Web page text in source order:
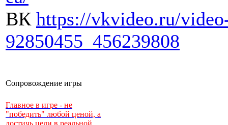
ВК https://vkvideo.ru/
92850455_456239808
Сопровождение игры
Главное в игре - не
"победить" любой ценой, а
достичь цели в реальной